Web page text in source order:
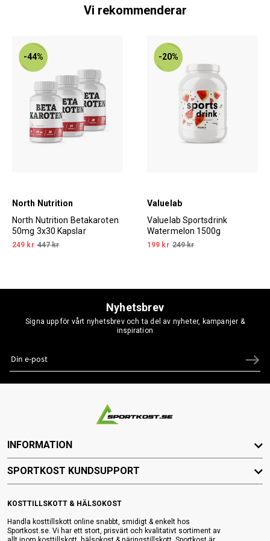
Vi rekommenderar
-44%
North Nutrition
North Nutrition Betakaroten
50mg 3x30 Kapslar
249 kr 447 kr
-20%
Valuelab
Valuelab Sportsdrink
Watermelon 1500g
199 kr 249 kr
Nyhetsbrev
Signa upp för vårt nyhetsbrev och ta del av nyheter, kampanjer &
inspiration
KOSTTILLSKOTT & HÄLSOKOST
Handla kosttillskott online snabbt, smidigt & enkelt hos
Sportkost.se. Vi har ett stort, prisvärt och kvalitativt sortiment av
INFORMATION
SPORTKOST KUNDSUPPORT